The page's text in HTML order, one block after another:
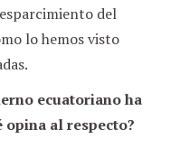
del
lo hemos visto
ecuatoriano ha
opina al respecto?